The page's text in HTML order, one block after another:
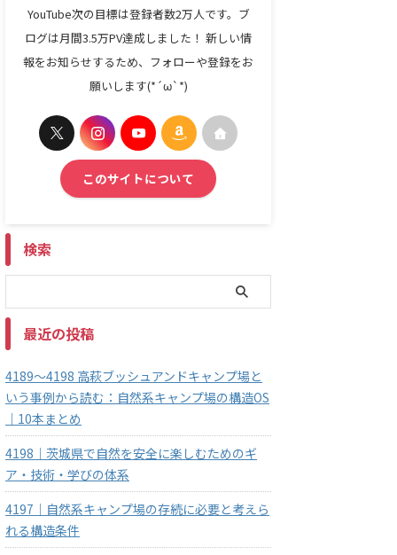
YouTube次の目標は登録者数2万人です。ブ
ログは月間3.5万PV達成しました！ 新しい情
報をお知らせするため、フォローや登録をお
願いします(*´ω`*)
このサイトについて
検索
最近の投稿
4189～4198 高萩ブッシュアンドキャンプ場と
いう事例から読む：自然系キャンプ場の構造OS
｜10本まとめ
4198｜茨城県で自然を安全に楽しむためのギ
ア・技術・学びの体系
4197｜自然系キャンプ場の存続に必要と考えら
れる構造条件